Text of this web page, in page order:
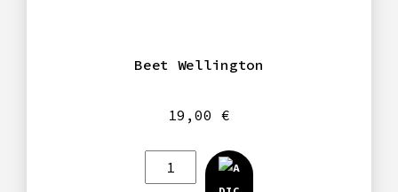
Beet Wellington
19,00 €
Quantidade
de